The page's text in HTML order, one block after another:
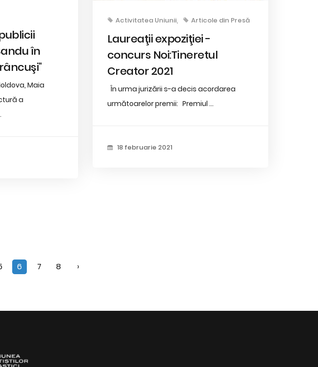
Activitatea Uniunii Articole din Presă
Laureaţii expoziţiei -
concurs Noi:Tineretul
Creator 2021
În urma jurizării s-a decis acordarea
următoarelor premii: Premiul ...
18 februarie 2021
în
Maia
a
6 7 8 ›